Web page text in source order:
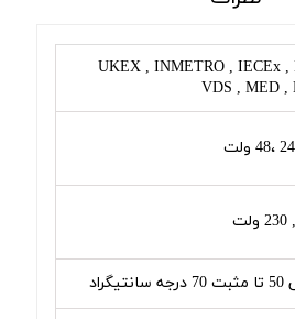
UKEX , INMETRO , IECEx ,
VDS , MED ,